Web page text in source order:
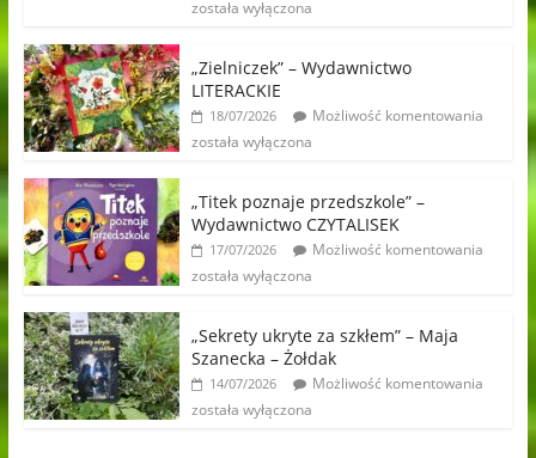
została wyłączona
„Zielniczek” – Wydawnictwo
LITERACKIE
18/07/2026
Możliwość komentowania
została wyłączona
„Titek poznaje przedszkole” –
Wydawnictwo CZYTALISEK
17/07/2026
Możliwość komentowania
została wyłączona
„Sekrety ukryte za szkłem” – Maja
Szanecka – Żołdak
14/07/2026
Możliwość komentowania
została wyłączona